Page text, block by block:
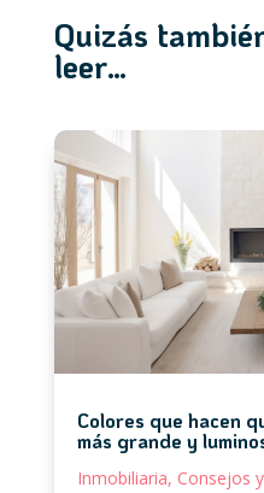
Quizás
leer…
Colores que hacen
más grande y
Inmobiliaria, Consejos